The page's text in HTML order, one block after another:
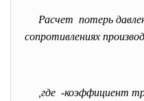
Расчет потерь
сопротивлениях
,где -коэффициент